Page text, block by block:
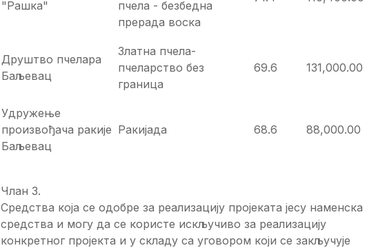
"Рашка"
пчела - безбедна
прерада воска
Друштво пчелара
Баљевац
Златна пчела-
пчеларство без
граница
69.6 131,000.00
Удружење
произвођача ракије
Баљевац
Ракијада 68.6 88,000.00
Члан 3.
Средства која се одобре за реализацију пројеката јесу наменска
средства и могу да се користе искључиво за реализацију
конкретног пројекта и у складу са уговором који се закључује